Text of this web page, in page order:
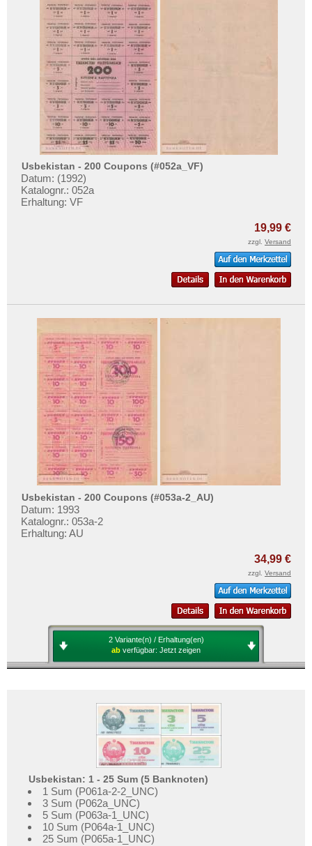
Usbekistan - 200 Coupons (#052a_VF)
Datum: (1992)
Katalognr.: 052a
Erhaltung: VF
19,99 €
zzgl. Versand
Usbekistan - 200 Coupons (#053a-2_AU)
Datum: 1993
Katalognr.: 053a-2
Erhaltung: AU
34,99 €
zzgl. Versand
2 Variante(n) / Erhaltung(en)
ab verfügbar: Jetzt zeigen
Usbekistan: 1 - 25 Sum (5 Banknoten)
1 Sum (P061a-2-2_UNC)
3 Sum (P062a_UNC)
5 Sum (P063a-1_UNC)
10 Sum (P064a-1_UNC)
25 Sum (P065a-1_UNC)